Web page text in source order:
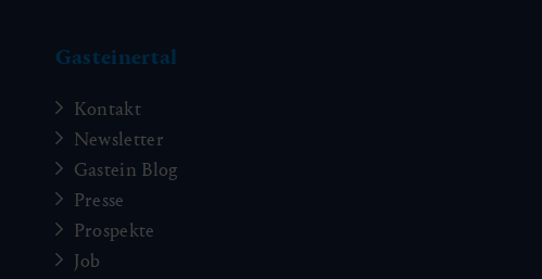
Gasteinertal
Kontakt
Newsletter
Gastein Blog
Presse
Prospekte
Job